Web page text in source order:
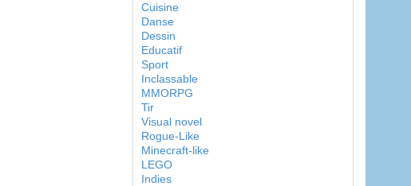
Cuisine
Danse
Dessin
Educatif
Sport
Inclassable
MMORPG
Tir
Visual novel
Rogue-Like
Minecraft-like
LEGO
Indies